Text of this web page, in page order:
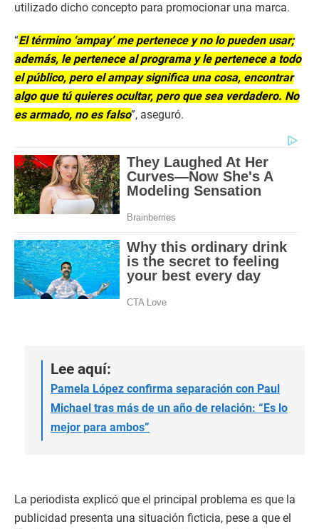
utilizado dicho concepto para promocionar una marca.
“El término ‘ampay’ me pertenece y no lo pueden usar;
además, le pertenece al programa y le pertenece a todo
el público, pero el ampay significa una cosa, encontrar
algo que tú quieres ocultar, pero que sea verdadero. No
es armado, no es falso”, aseguró.
Lee aquí:
Pamela López confirma separación con Paul
Michael tras más de un año de relación: “Es lo
mejor para ambos”
La periodista explicó que el principal problema es que la
publicidad presenta una situación ficticia, pese a que el